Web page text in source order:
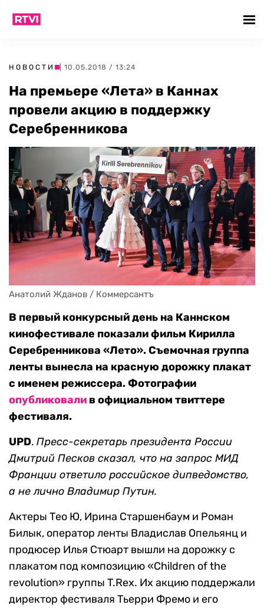
НОВОСТИ | 10.05.2018 / 13:24
На премьере «Лета» в Каннах
провели акцию в поддержку
Серебренникова
Анатолий Жданов / Коммерсантъ
В первый конкурсный день на Каннском
кинофестивале показали фильм Кирилла
Серебренникова «Лето». Съемочная группа
ленты вынесла на красную дорожку плакат
с именем режиссера. Фотографии
опубликовали в официальном твиттере
фестиваля.
UPD. Пресс-секретарь президента России
Дмитрий Песков сказал, что на запрос МИД
Франции ответило российское дипведомство,
а не лично Владимир Путин.
Актеры Тео Ю, Ирина Старшенбаум и Роман
Билык, оператор ленты Владислав Опельянц и
продюсер Илья Стюарт вышли на дорожку с
плакатом под композицию «Children of the
revolution» группы T.Rex. Их акцию поддержали
директор фестиваля Тьерри Фремо и его